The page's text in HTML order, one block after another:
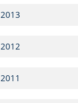
2013
2012
2011